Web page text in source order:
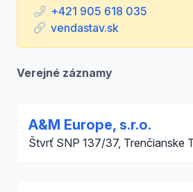
+421 905 618 035
vendastav.sk
Verejné záznamy
A&M Europe, s.r.o.
Štvrť SNP 137/37, Trenčianske